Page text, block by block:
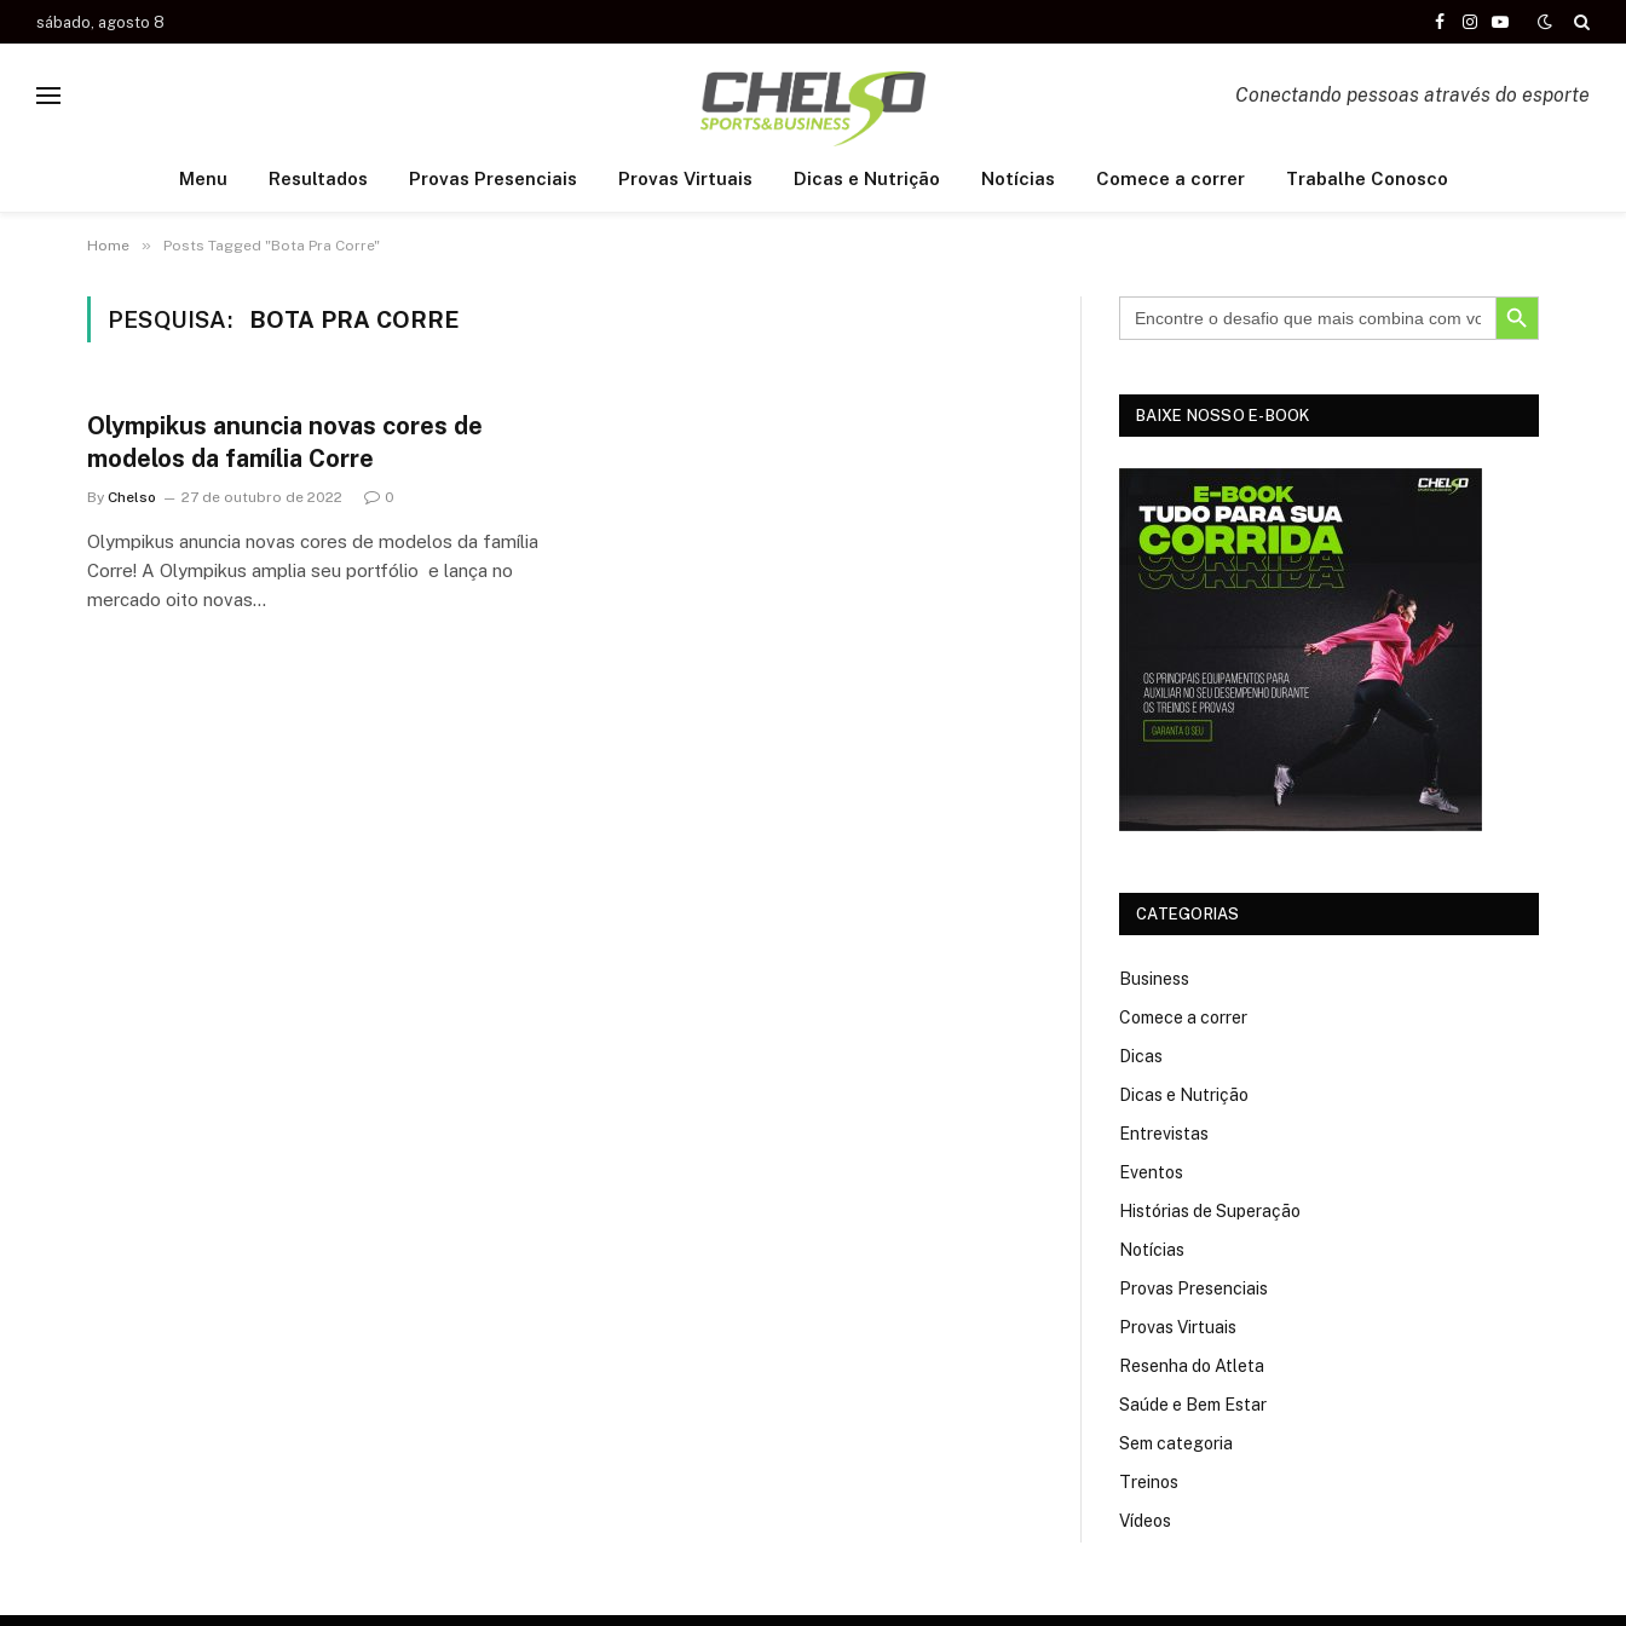
sábado, agosto 8
Facebook
Instagram
YouTube
Conectando pessoas através do esporte
Menu Resultados Provas Presenciais Provas Virtuais Dicas e Nutrição Notícias Comece a correr Trabalhe Conosco
Home » Posts Tagged "Bota Pra Corre"
PESQUISA: BOTA PRA CORRE
Olympikus anuncia novas cores de
modelos da família Corre
By Chelso 27 de outubro de 2022 0
Olympikus anuncia novas cores de modelos da família
Corre! A Olympikus amplia seu portfólio e lança no
mercado oito novas…
SEARCH BUTTON
BAIXE NOSSO E-BOOK
CATEGORIAS
Business
Comece a correr
Dicas
Dicas e Nutrição
Entrevistas
Eventos
Histórias de Superação
Notícias
Provas Presenciais
Provas Virtuais
Resenha do Atleta
Saúde e Bem Estar
Sem categoria
Treinos
Vídeos